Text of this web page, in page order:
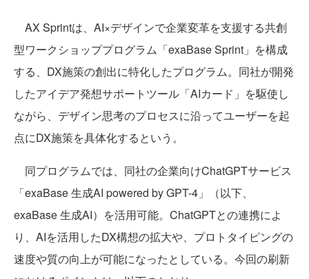
AX Sprintは、AI×デザインで企業変革を支援する共創
型ワークショッププログラム「exaBase Sprint」を構成
する、DX施策の創出に特化したプログラム。同社が開発
したアイデア発想サポートツール「AIカード」を駆使し
ながら、デザイン思考のプロセスに沿ってユーザーを起
点にDX施策を具体化するという。
同プログラムでは、同社の企業向けChatGPTサービス
「exaBase 生成AI powered by GPT-4」（以下、
exaBase 生成AI）を活用可能。ChatGPTとの連携によ
り、AIを活用したDX構想の拡大や、プロトタイピングの
速度や質の向上が可能になったとしている。今回の刷新